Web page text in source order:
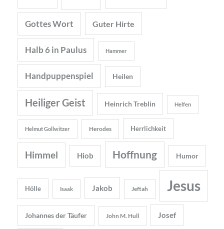
Gottes Wort Guter Hirte
Halb 6 in Paulus Hammer
Handpuppenspiel Heilen
Heiliger Geist Heinrich Treblin Helfen
Helmut Gollwitzer Herodes Herrlichkeit
Himmel Hiob Hoffnung Humor
Hölle Isaak Jakob Jeftah Jesus
Johannes der Täufer John M. Hull Josef